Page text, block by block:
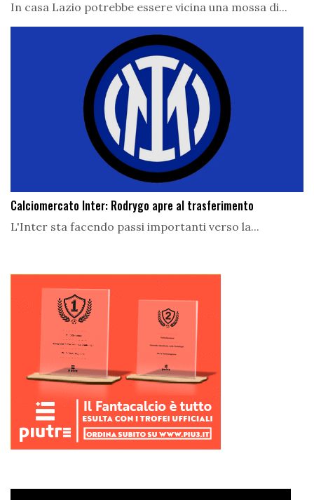
In casa Lazio potrebbe essere vicina una mossa di...
Calciomercato Inter: Rodrygo apre al trasferimento
L'Inter sta facendo passi importanti verso la...